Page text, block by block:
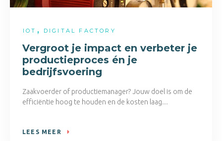
IOT , DIGITAL FACTORY
Vergroot je impact en verbeter je
productieproces én je
bedrijfsvoering
Zaakvoerder of productiemanager? Jouw doel is om de
efficiëntie hoog te houden en de kosten laag....
LEES MEER